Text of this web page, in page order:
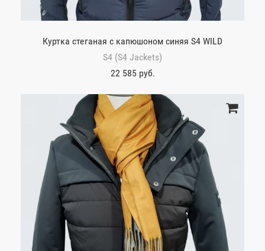
Куртка стеганая с капюшоном синяя S4 WILD
S4 (S4 Jackets)
22 585 руб.